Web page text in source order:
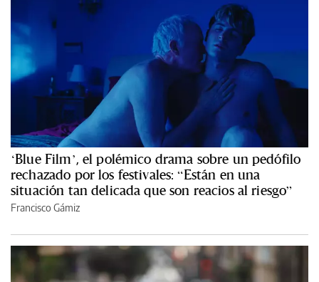
‘Blue Film’, el polémico drama sobre un pedófilo
rechazado por los festivales: “Están en una
situación tan delicada que son reacios al riesgo”
Francisco Gámiz